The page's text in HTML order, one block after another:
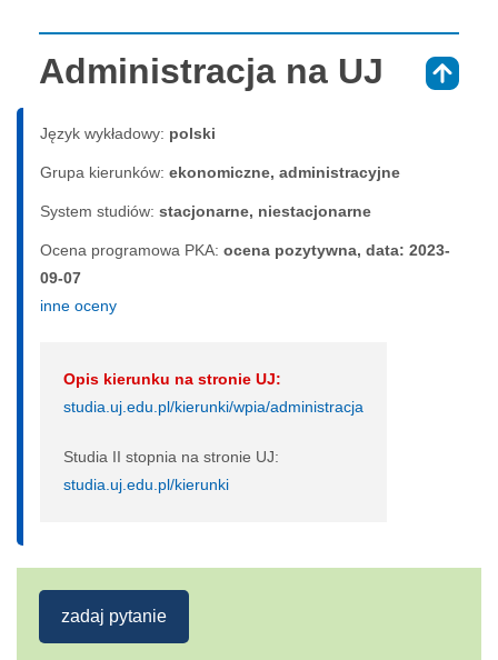
Administracja na UJ
Język wykładowy: polski
Grupa kierunków: ekonomiczne, administracyjne
System studiów: sta­cjo­nar­ne, nie­sta­cjo­nar­ne
Ocena programowa PKA: ocena pozytywna, data: 2023-
09-07
inne oceny
Opis kierunku na stronie UJ:
studia.uj.edu.pl/kierunki/wpia/administracja
Studia II stopnia na stronie UJ:
studia.uj.edu.pl/kierunki
zadaj pytanie